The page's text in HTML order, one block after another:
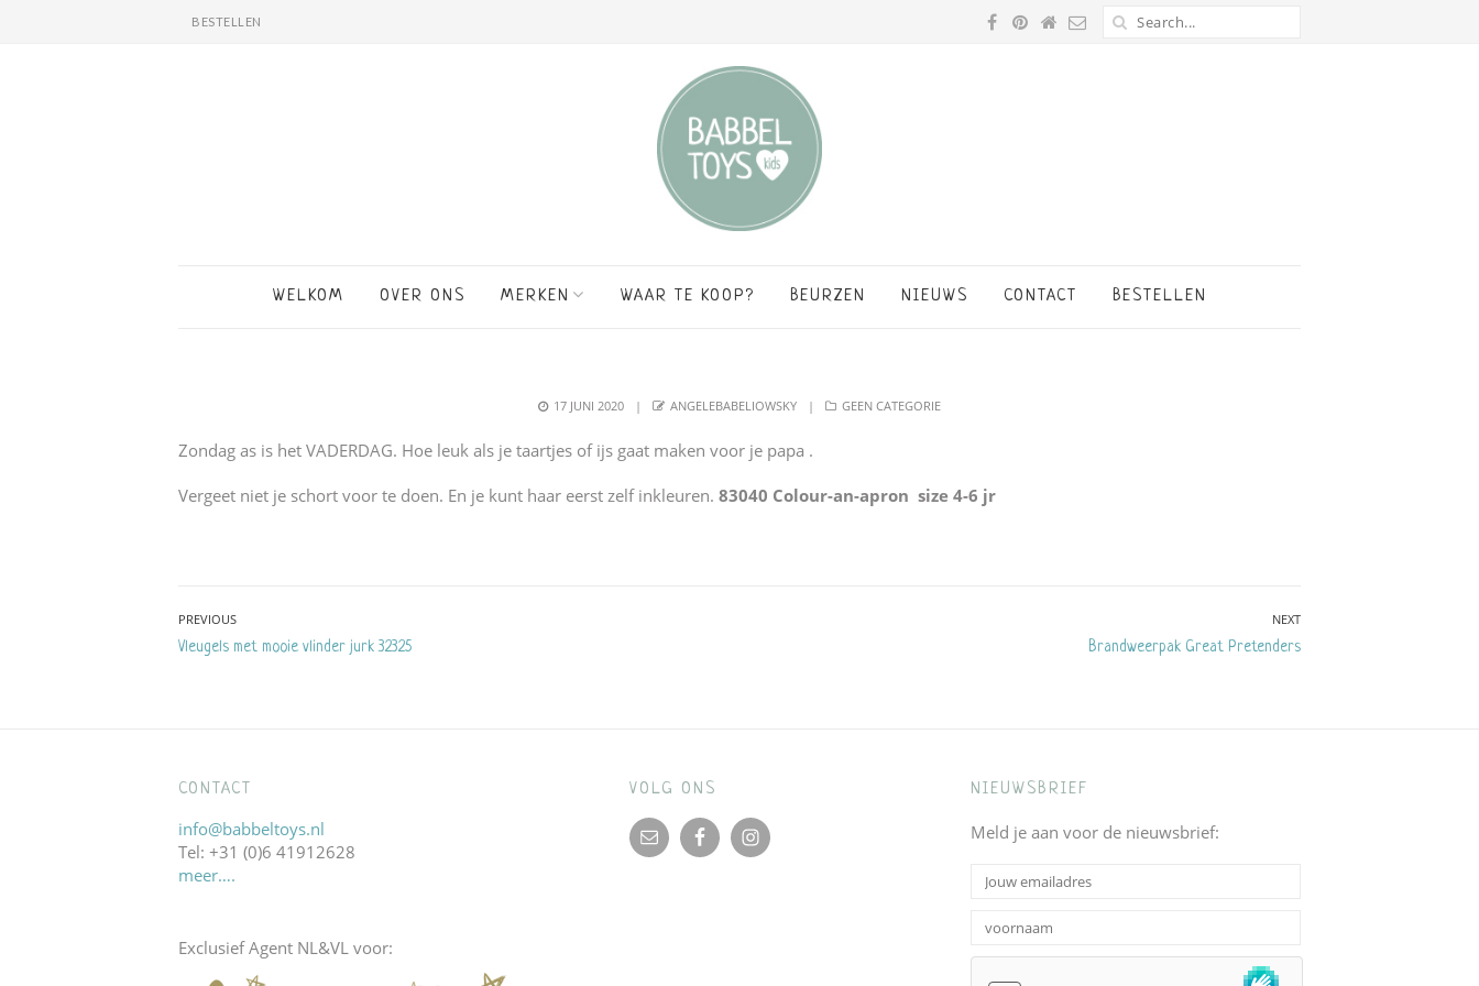
BESTELLEN
WELKOM OVER ONS MERKEN WAAR TE KOOP? BEURZEN NIEUWS CONTACT BESTELLEN
POSTED
17 JUNI 2020 AUTHOR
ANGELEBABELIOWSKY CATEGORIES
GEEN CATEGORIE
Zondag as is het VADERDAG. Hoe leuk als je taartjes of ijs gaat maken voor je papa .
Vergeet niet je schort voor te doen. En je kunt haar eerst zelf inkleuren. 83040 Colour-an-apron size 4-6 jr
Bericht
navigatie
PREVIOUS
Previous
Vleugels met mooie vlinder jurk 32325
NEXT
Next
Brandweerpak Great Pretenders
CONTACT
info@babbeltoys.nl
Tel: +31 (0)6 41912628
meer….
Exclusief Agent NL&VL voor:
VOLG ONS NIEUWSBRIEF
Meld je aan voor de nieuwsbrief: